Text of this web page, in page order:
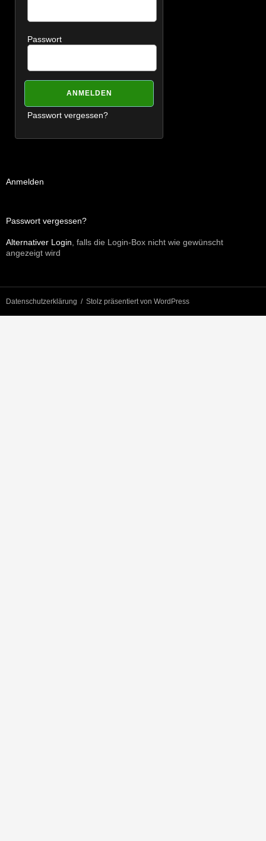
Passwort
Passwort vergessen?
Anmelden
Passwort vergessen?
Alternativer Login , falls die Login-Box nicht wie gewünscht
angezeigt wird
Datenschutzerklärung Stolz präsentiert von WordPress